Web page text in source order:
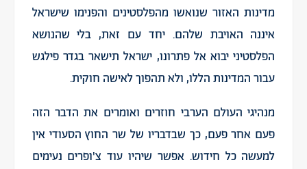
מדינות האזור שנואשו מהפלסטינים והפנימו שישראל
איננה האויבת שלהם. יחד עם זאת, בלי שהנושא
הפלסטיני יבוא אל פתרונו, ישראל תישאר בגדר פילגש
עבור המדינות הללו, ולא תהפוך לאישה חוקית.
מנהיגי העולם הערבי חוזרים ואומרים את הדבר הזה
פעם אחר פעם, כך שבדבריו של שר החוץ הסעודי אין
למעשה כל חידוש. אפשר שיהיו עוד צ'ופרים נעימים